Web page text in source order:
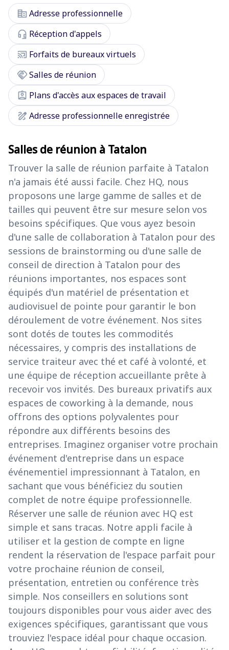
corporate_fareAdresse professionnelle
headset_mic Réception d'appels
cast_connected Forfaits de bureaux virtuels
handshakeSalles de réunion
assignment_ind Plans d'accès aux espaces de travail
draw Adresse professionnelle enregistrée
Salles de réunion à Tatalon
Trouver la salle de réunion parfaite à Tatalon
n'a jamais été aussi facile. Chez HQ, nous
proposons une large gamme de salles et de
tailles qui peuvent être sur mesure selon vos
besoins spécifiques. Que vous ayez besoin
d'une salle de collaboration à Tatalon pour des
sessions de brainstorming ou d'une salle de
conseil de direction à Tatalon pour des
réunions importantes, nos espaces sont
équipés d'un matériel de présentation et
audiovisuel de pointe pour garantir le bon
déroulement de votre événement. Nos sites
sont dotés de toutes les commodités
nécessaires, y compris des installations de
service traiteur avec thé et café à volonté, et
une équipe de réception accueillante prête à
recevoir vos invités. Des bureaux privatifs aux
espaces de coworking à la demande, nous
offrons des options polyvalentes pour
répondre aux différents besoins des
entreprises. Imaginez organiser votre prochain
événement d'entreprise dans un espace
événementiel impressionnant à Tatalon, en
sachant que vous bénéficiez du soutien
complet de notre équipe professionnelle.
Réserver une salle de réunion avec HQ est
simple et sans tracas. Notre appli facile à
utiliser et la gestion de compte en ligne
rendent la réservation de l'espace parfait pour
votre prochaine réunion de conseil,
présentation, entretien ou conférence très
simple. Nos conseillers en solutions sont
toujours disponibles pour vous aider avec des
exigences spécifiques, garantissant que vous
trouviez l'espace idéal pour chaque occasion.